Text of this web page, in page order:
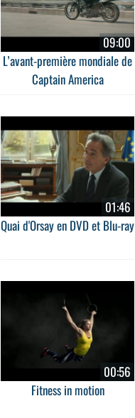
09:00
L’avant-première mondiale de
Captain America
01:46
Quai d'Orsay en DVD et Blu-ray
00:56
Fitness in motion